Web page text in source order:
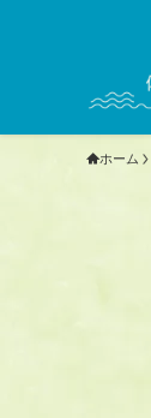
ホーム